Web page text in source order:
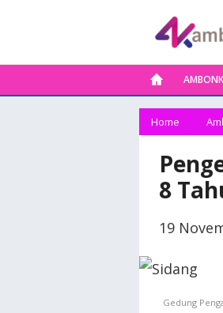
Home
8
19
Gedung